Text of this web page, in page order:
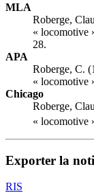
MLA
Roberge,
« locomotive
28.
APA
Roberge, C.
« locomotive
Chicago
Roberge,
« locomotive
Exporter la
RIS